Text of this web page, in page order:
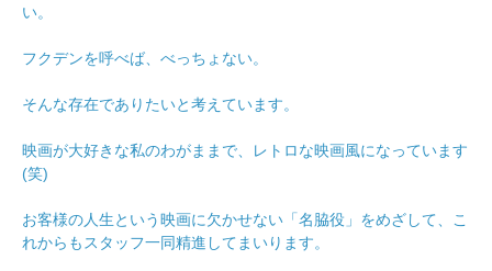
い。
フクデンを呼べば、べっちょない。
そんな存在でありたいと考えています。
映画が大好きな私のわがままで、レトロな映画風になっています
(笑)
お客様の人生という映画に欠かせない「名脇役」をめざして、こ
れからもスタッフ一同精進してまいります。